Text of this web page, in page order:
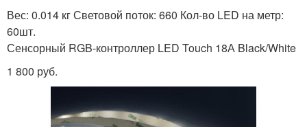
Вес: 0.014 кг Световой поток: 660 Кол-во LED на метр:
60шт.
Сенсорный RGB-контроллер LED Touch 18А Black/White
1 800 руб.